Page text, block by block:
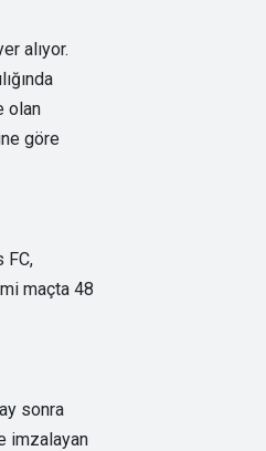
alıyor.
olan
göre
FC,
maçta 48
sonra
imzalayan